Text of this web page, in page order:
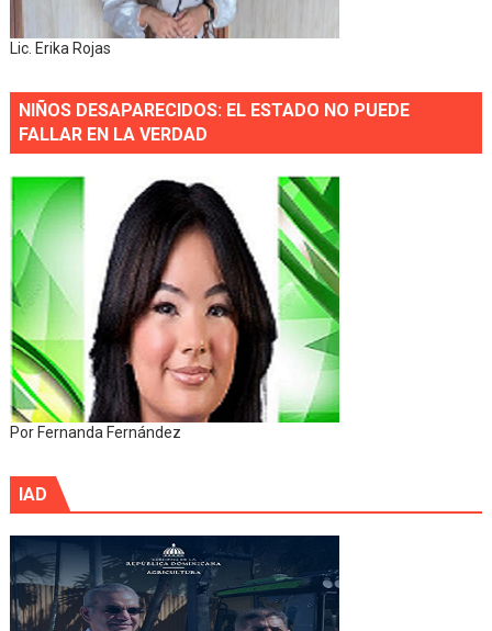
Lic. Erika Rojas
NIÑOS DESAPARECIDOS: EL ESTADO NO PUEDE
FALLAR EN LA VERDAD
Por Fernanda Fernández
IAD